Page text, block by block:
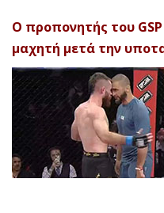
Ο προπονητής του
μαχητή μετά την